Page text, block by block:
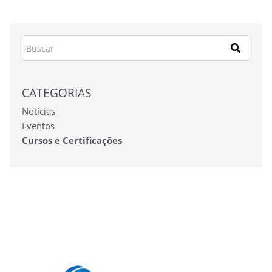
CATEGORIAS
Notícias
Eventos
Cursos e Certificações